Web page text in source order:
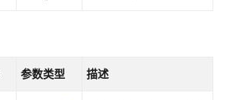
参数类型 描述